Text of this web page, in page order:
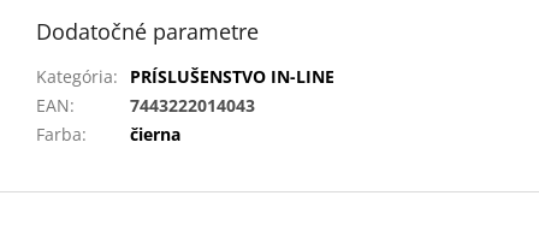
Dodatočné parametre
Kategória:
PRÍSLUŠENSTVO IN-LINE
EAN:
7443222014043
Farba: čierna
Z